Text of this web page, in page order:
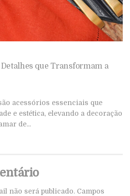
que Transformam a
acessórios essenciais que
e estética, elevando a decoração
de...
não será publicado. Campos